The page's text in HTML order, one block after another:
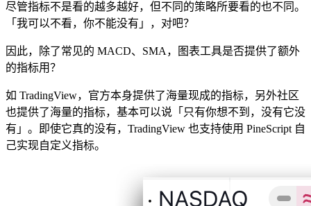
尽管指标不是看的越多越好，但不同的策略所要看的也不同。
「我可以不看，你不能没有」，对吧？
因此，除了常见的 MACD、SMA，图表工具是否提供了额外
的指标用？
如 TradingView，官方本身提供了海量现成的指标，另外社区
也提供了海量的指标，基本可以说「只有你想不到，没有它没
有」。即使它真的没有，TradingView 也支持使用 PineScript 自
己实现自定义指标。